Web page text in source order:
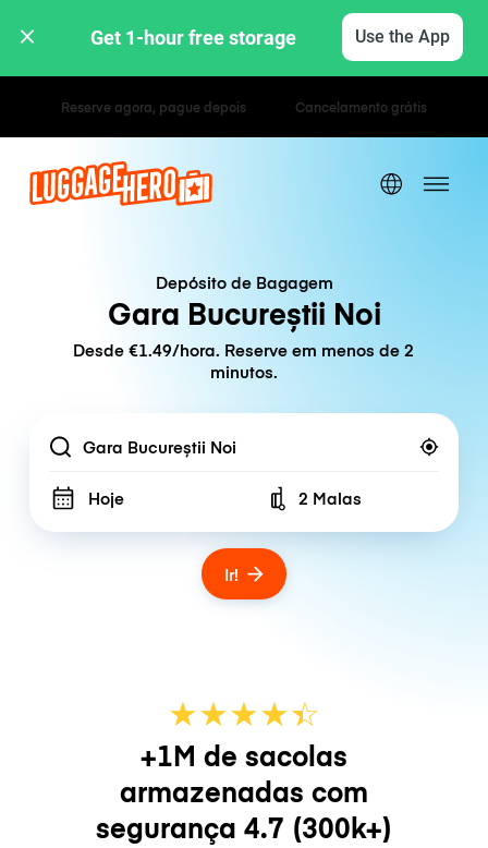
Get 1-hour free storage Use the App
Tarifas horárias / diárias
Depósito de Bagagem
Gara Bucureștii Noi
Desde €1.49/hora. Reserve em menos de 2
minutos.
Location
Hoje Number of bags
2 Malas
Ir!
★★★★☆
★
+1M de sacolas
armazenadas com
segurança 4.7 (300k+)